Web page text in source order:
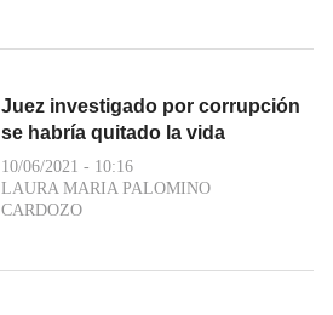
Juez investigado por corrupción
se habría quitado la vida
10/06/2021 - 10:16
LAURA MARIA PALOMINO
CARDOZO